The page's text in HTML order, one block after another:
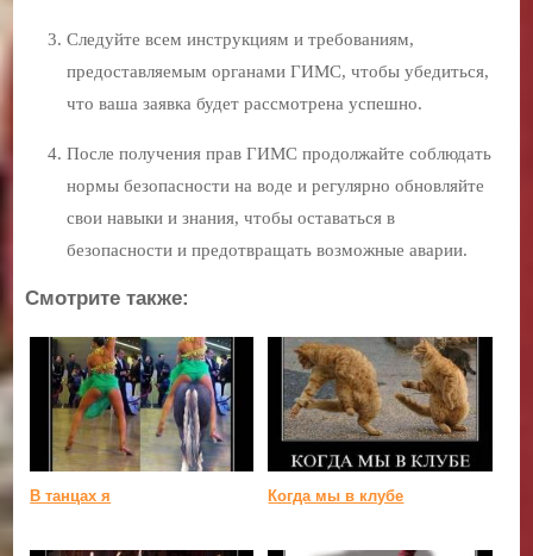
Следуйте всем инструкциям и требованиям,
предоставляемым органами ГИМС, чтобы убедиться,
что ваша заявка будет рассмотрена успешно.
После получения прав ГИМС продолжайте соблюдать
нормы безопасности на воде и регулярно обновляйте
свои навыки и знания, чтобы оставаться в
безопасности и предотвращать возможные аварии.
Смотрите также:
В танцах я Когда мы в клубе